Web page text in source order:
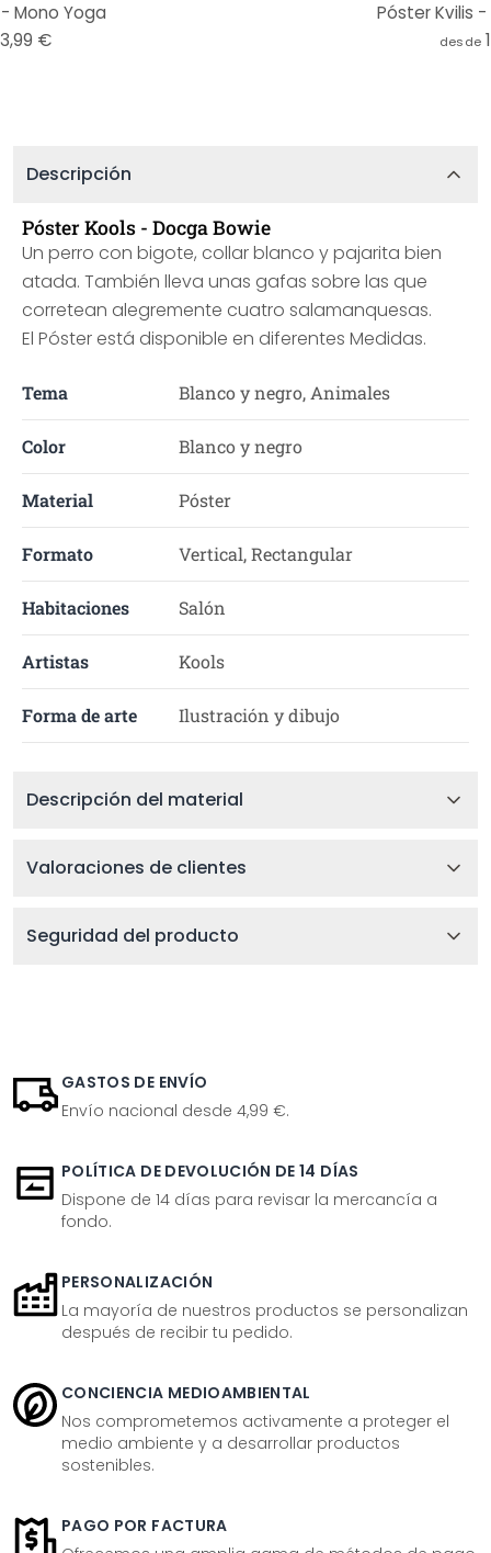
Mono Yoga
€
Póster Kvilis
desde
Descripción
Póster Kools - Docga Bowie
Un perro con bigote, collar blanco y pajarita bien
atada. También lleva unas gafas sobre las que
corretean alegremente cuatro salamanquesas.
El Póster está disponible en diferentes Medidas.
Tema Blanco y negro, Animales
Color Blanco y negro
Material Póster
Formato Vertical, Rectangular
Habitaciones Salón
Artistas Kools
Forma de arte Ilustración y dibujo
Descripción del material
Valoraciones de clientes
Seguridad del producto
GASTOS DE ENVÍO
Envío nacional desde 4,99 €.
POLÍTICA DE DEVOLUCIÓN DE 14 DÍAS
Dispone de 14 días para revisar la mercancía a
fondo.
PERSONALIZACIÓN
La mayoría de nuestros productos se personalizan
después de recibir tu pedido.
CONCIENCIA MEDIOAMBIENTAL
Nos comprometemos activamente a proteger el
medio ambiente y a desarrollar productos
sostenibles.
PAGO POR FACTURA